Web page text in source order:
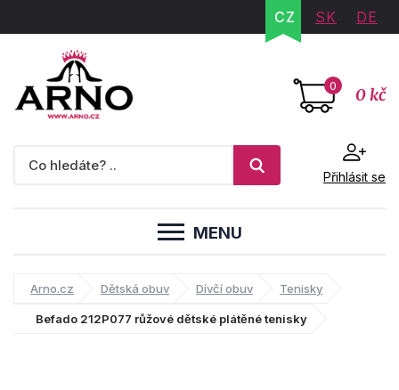
CZ SK DE
0 0 kč
Přihlásit se
MENU
Arno.cz Dětská obuv Dívčí obuv Tenisky
Befado 212P077 růžové dětské plátěné tenisky